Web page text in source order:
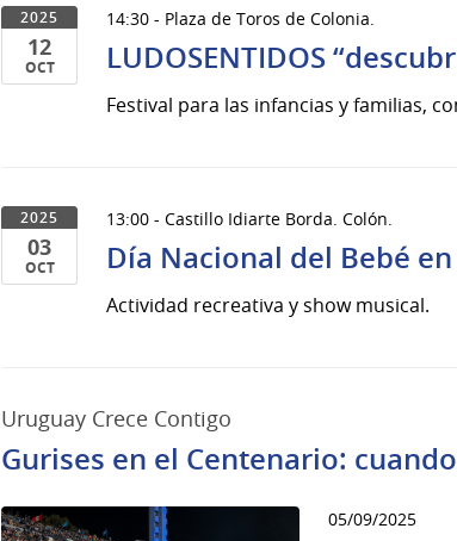
2025
12
OCT
2025
14:30 - Plaza de Toros de Colonia.
LUDOSENTIDOS
Festival para las infancias y familias,
2025
03
OCT
2025
13:00 - Castillo Idiarte Borda. Colón.
Día Nacional del Bebé
Actividad recreativa y show musical.
Uruguay Crece Contigo
Gurises en el Centenario:
05/09/2025